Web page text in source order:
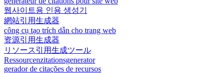
웹사이트용 인용 생성기
網站引用生成器
công cụ tạo trích dẫn cho trang web
资源引用生成器
リソース引用生成ツール
Ressourcenzitationsgenerator
gerador de citações de recursos